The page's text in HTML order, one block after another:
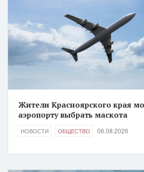
Жители Красноярского края
аэропорту выбрать маскота
НОВОСТИ ОБЩЕСТВО 06.08.2026